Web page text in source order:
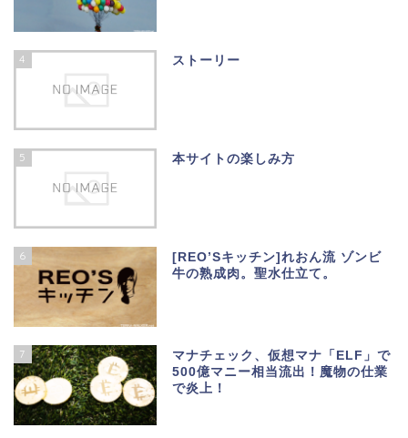
4 ストーリー
5 本サイトの楽しみ方
6
[REO’Sキッチン]れおん流 ゾンビ
牛の熟成肉。聖水仕立て。
7
マナチェック、仮想マナ「ELF」で
500億マニー相当流出！魔物の仕業
で炎上！